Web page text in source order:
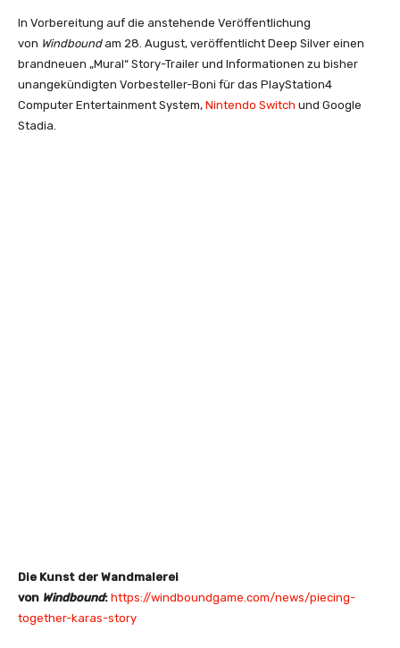
In Vorbereitung auf die anstehende Veröffentlichung
von Windboundam 28. August, veröffentlicht Deep Silver einen
brandneuen „Mural“ Story-Trailer und Informationen zu bisher
unangekündigten Vorbesteller-Boni für das PlayStation4
Computer Entertainment System, Nintendo Switch und Google
Stadia.
Die Kunst der Wandmalerei
von Windbound: https://windboundgame.com/news/piecing-
together-karas-story